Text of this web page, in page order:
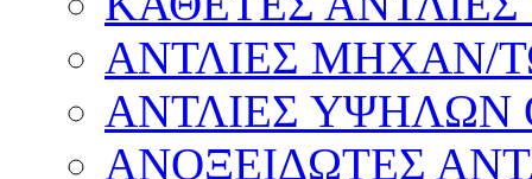
ΑΝΤΛΙΕΣ ΜΗΧΑΝ/
ΑΝΤΛΙΕΣ ΥΨΗΛΩΝ
ΑΝΟΞΕΙΔΩΤΕΣ